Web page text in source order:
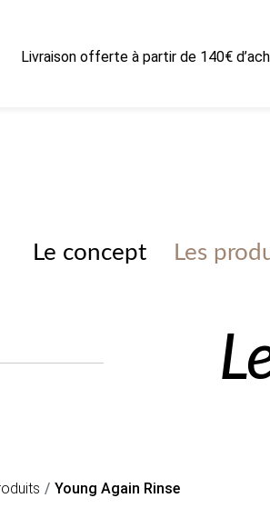
Livraison offerte à partir de 140€
Le concept Les
Young Again Rinse